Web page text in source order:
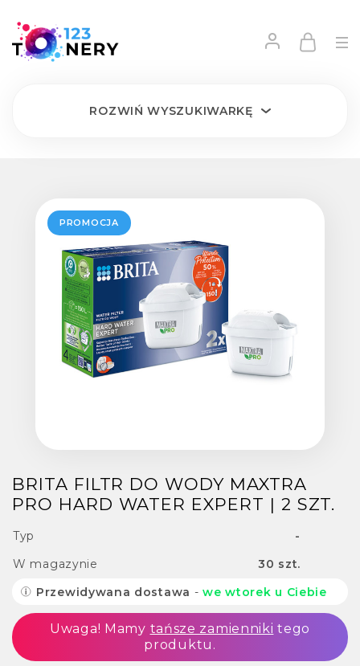
ROZWIŃ WYSZUKIWARKĘ
PROMOCJA
BRITA FILTR DO WODY MAXTRA
PRO HARD WATER EXPERT | 2 SZT.
Typ
-
W magazynie
30 szt.
Przewidywana dostawa -we wtorek u Ciebie
Uwaga! Mamy tańsze zamienniki tego
produktu.